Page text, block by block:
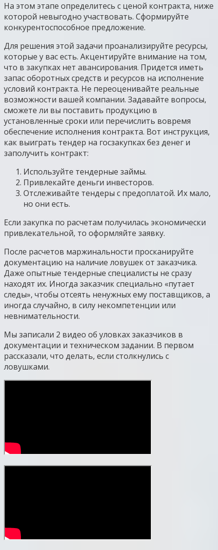
На этом этапе определитесь с ценой контракта, ниже
которой невыгодно участвовать. Сформируйте
конкурентоспособное предложение.
Для решения этой задачи проанализируйте ресурсы,
которые у вас есть. Акцентируйте внимание на том,
что в закупках нет авансирования. Придется иметь
запас оборотных средств и ресурсов на исполнение
условий контракта. Не переоценивайте реальные
возможности вашей компании. Задавайте вопросы,
сможете ли вы поставить продукцию в
установленные сроки или перечислить вовремя
обеспечение исполнения контракта. Вот инструкция,
как выиграть тендер на госзакупках без денег и
заполучить контракт:
Используйте тендерные займы.
Привлекайте деньги инвесторов.
Отслеживайте тендеры с предоплатой. Их мало,
но они есть.
Если закупка по расчетам получилась экономически
привлекательной, то оформляйте заявку.
После расчетов маржинальности просканируйте
документацию на наличие ловушек от заказчика.
Даже опытные тендерные специалисты не сразу
находят их. Иногда заказчик специально «путает
следы», чтобы отсеять ненужных ему поставщиков, а
иногда случайно, в силу некомпетенции или
невнимательности.
Мы записали 2 видео об уловках заказчиков в
документации и техническом задании. В первом
рассказали, что делать, если столкнулись с
ловушками.